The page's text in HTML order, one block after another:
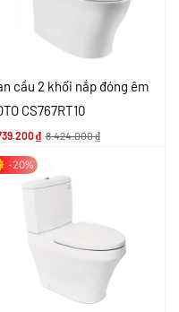
cầu 2 khối nắp đóng êm
CS767RT10
₫ 8.424.000₫
-20%